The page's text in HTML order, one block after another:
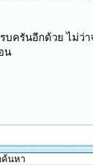
ครันอีกด้วย ไม่ว่
น